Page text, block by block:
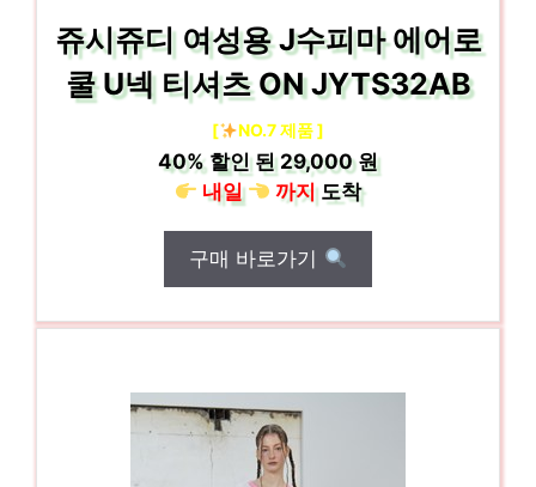
쥬시쥬디 여성용 J수피마 에어로
쿨 U넥 티셔츠 ON JYTS32AB
[ NO.7 제품 ]
40%할인 된29,000 원
내일
까지도착
구매 바로가기